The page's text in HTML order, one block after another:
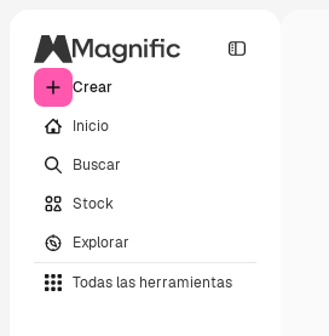
Crear
Inicio
Buscar
Stock
Explorar
Todas las herramientas